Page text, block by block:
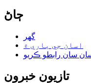
ڄاڻ
گھر
اسان جي باري ۾
سان رابطو ڪريو
تازيون خبرون